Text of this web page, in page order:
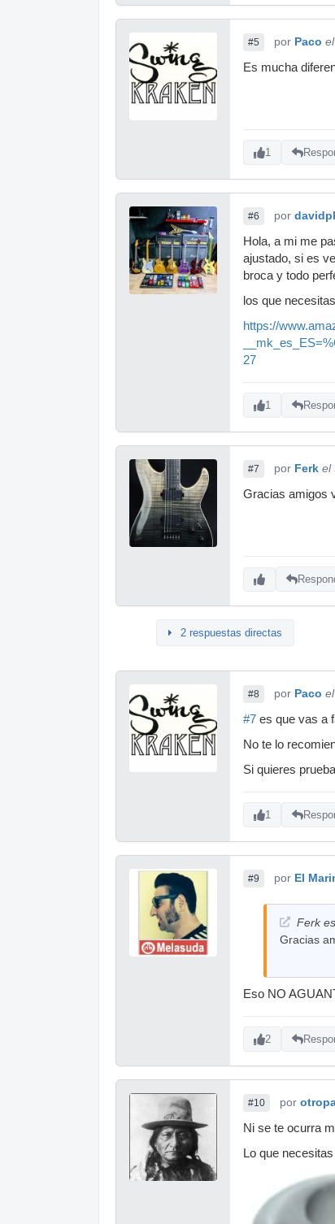
#5 por Paco
Es mucha
1
#6 por
Hola, a mi me
ajustado, si es
broca y todo
los que
https://
27
1
#7 por Ferk el
Gracias amigos
2 respuestas directas
#8 por Paco
#7 es que vas a
No te lo
Si quieres
1
#9 por El
Ferk
Gracias
Eso NO
2
#10 por
Ni se te ocurra
Lo que